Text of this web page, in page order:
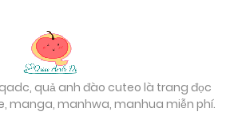
quả anh đào cuteo là trang đọc
manga, manhwa, manhua miễn phí.